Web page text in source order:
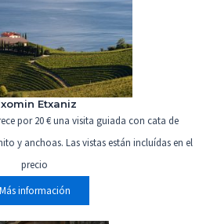
Etxaniz
por 20 € una visita guiada con cata de
y anchoas. Las vistas están incluídas en el
precio
Más información